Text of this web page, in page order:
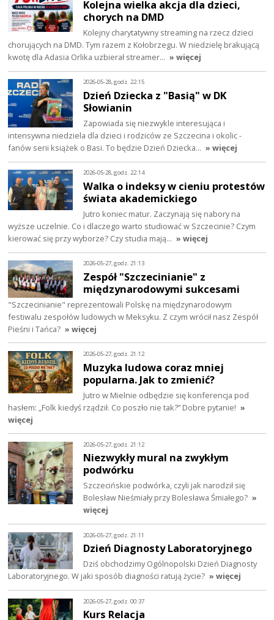
Kolejna wielka akcja dla dzieci,
chorych na DMD
Kolejny charytatywny streaming na rzecz dzieci
chorujących na DMD. Tym razem z Kołobrzegu. W niedzielę brakującą
kwotę dla Adasia Orlika uzbierał streamer… » więcej
2026-05-28, godz. 22:15
Dzień Dziecka z "Basią" w DK
Słowianin
Zapowiada się niezwykle interesująca i
intensywna niedziela dla dzieci i rodziców ze Szczecina i okolic -
fanów serii książek o Basi. To będzie Dzień Dziecka… » więcej
2026-05-28, godz. 22:14
Walka o indeksy w cieniu protestów
świata akademickiego
Jutro koniec matur. Zaczynają się nabory na
wyższe uczelnie. Co i dlaczego warto studiować w Szczecinie? Czym
kierować się przy wyborze? Czy studia mają… » więcej
2026-05-27, godz. 21:13
Zespół "Szczecinianie" z
międzynarodowymi sukcesami
"Szczecinianie" reprezentowali Polskę na międzynarodowym
festiwalu zespołów ludowych w Meksyku. Z czym wrócił nasz Zespół
Pieśni i Tańca? » więcej
2026-05-27, godz. 21:12
Muzyka ludowa coraz mniej
popularna. Jak to zmienić?
Jutro w Mielnie odbędzie się konferencja pod
hasłem: „Folk kiedyś rządził. Co poszło nie tak?” Dobre pytanie! »
więcej
2026-05-27, godz. 21:12
Niezwykły mural na zwykłym
podwórku
Szczecińskie podwórka, czyli jak narodził się
Bolesław Nieśmiały przy Bolesława Śmiałego? »
więcej
2026-05-27, godz. 21:11
Dzień Diagnosty Laboratoryjnego
Dziś obchodzimy Ogólnopolski Dzień Diagnosty
Laboratoryjnego. W jaki sposób diagności ratują życie? » więcej
2026-05-27, godz. 00:37
Kurs Relacja